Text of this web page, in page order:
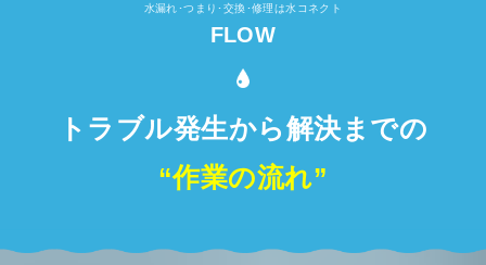
水漏れ･つまり･交換･修理は水コネクト
FLOW
トラブル発生から解決までの
“作業の流れ”